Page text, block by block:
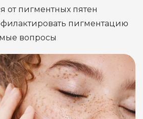
от пигментных пятен
пигментацию
вопросы